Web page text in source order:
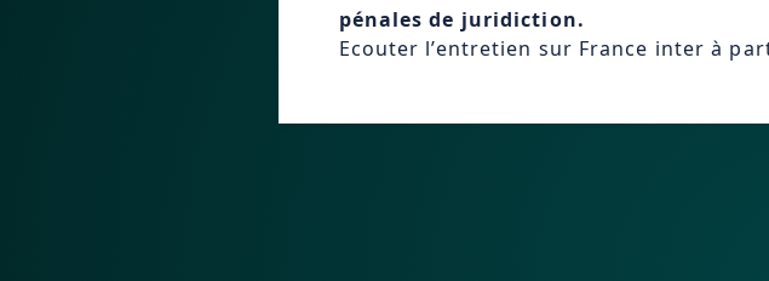
pénales de juridiction.
Ecouter l’entretien sur France inter à